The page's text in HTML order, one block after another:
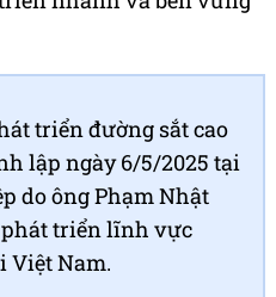
triển đường sắt cao
lập ngày 6/5/2025 tại
do ông Phạm Nhật
triển lĩnh vực
Việt Nam.